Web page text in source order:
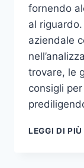
fornendo
al
aziendale
trovare, le
consigli
LEGGI DI PIÙ